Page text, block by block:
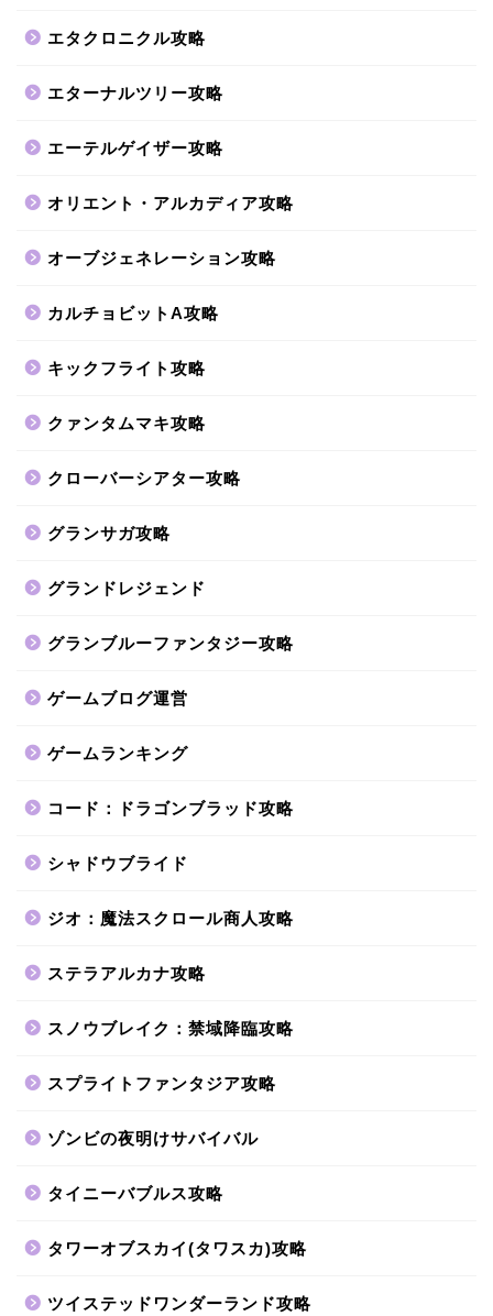
エタクロニクル攻略
エターナルツリー攻略
エーテルゲイザー攻略
オリエント・アルカディア攻略
オーブジェネレーション攻略
カルチョビットA攻略
キックフライト攻略
クァンタムマキ攻略
クローバーシアター攻略
グランサガ攻略
グランドレジェンド
グランブルーファンタジー攻略
ゲームブログ運営
ゲームランキング
コード：ドラゴンブラッド攻略
シャドウブライド
ジオ：魔法スクロール商人攻略
ステラアルカナ攻略
スノウブレイク：禁域降臨攻略
スプライトファンタジア攻略
ゾンビの夜明けサバイバル
タイニーバブルス攻略
タワーオブスカイ(タワスカ)攻略
ツイステッドワンダーランド攻略